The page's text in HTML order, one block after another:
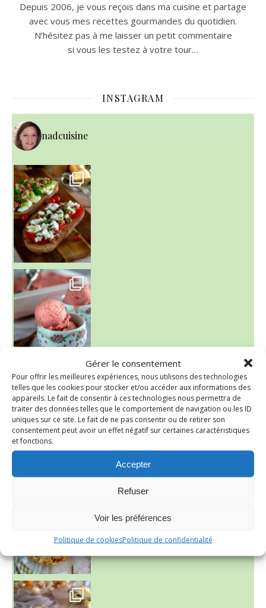
Gérer le consentement
Pour offrir les meilleures expériences, nous utilisons des technologies
telles que les cookies pour stocker et/ou accéder aux informations des
appareils. Le fait de consentir à ces technologies nous permettra de
traiter des données telles que le comportement de navigation ou les ID
uniques sur ce site. Le fait de ne pas consentir ou de retirer son
consentement peut avoir un effet négatif sur certaines caractéristiques
et fonctions.
Accepter
Refuser
Voir les préférences
Politique de cookiesPolitique de confidentialité
Depuis 2006, je vous reçois dans ma cuisine et partage
avec vous mes recettes gourmandes du quotidien.
N’hésitez pas à me laisser un petit commentaire
si vous les testez à votre tour…
INSTAGRAM
nadcuisine
~ NICE CREAM À LA FRAISE ~
Presque un mois que
~ FINANCIERS MYRTILLES ET CITRON ~
Aujourd'hu